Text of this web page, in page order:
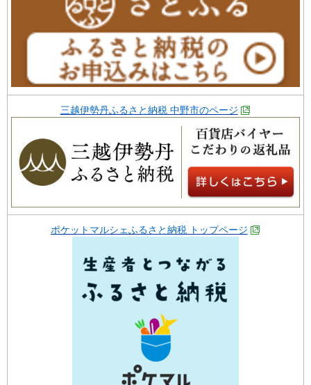
三越伊勢丹ふるさと納税 中野市のページ
ポケットマルシェふるさと納税 トップページ